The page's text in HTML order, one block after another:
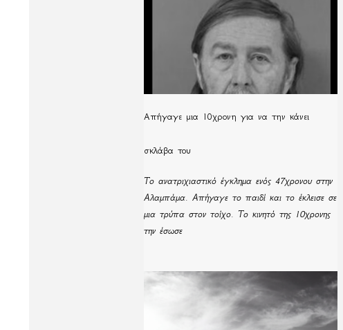
Απήγαγε μια 10χρονη για να την κάνει
σκλάβα του
Το ανατριχιαστικό έγκλημα ενός 47χρονου στην
Αλαμπάμα. Απήγαγε το παιδί και το έκλεισε σε
μια τρύπα στον τοίχο. Το κινητό της 10χρονης
την έσωσε